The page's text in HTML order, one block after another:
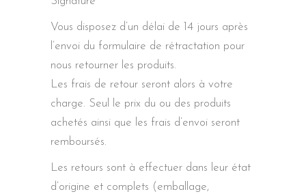
Vous disposez d’un délai de 14 jours après
l’envoi du formulaire de rétractation pour
nous retourner les produits.
Les frais de retour seront alors à votre
charge. Seul le prix du ou des produits
achetés ainsi que les frais d’envoi seront
remboursés.
Les retours sont à effectuer dans leur état
d’origine et complets (emballage,